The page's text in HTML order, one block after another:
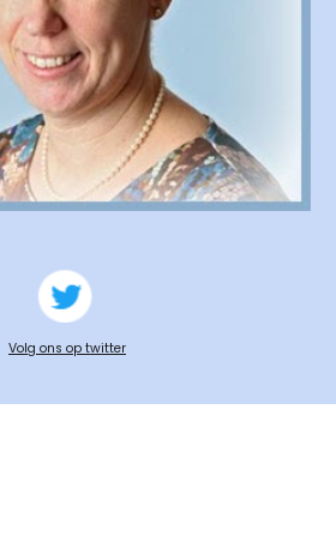
Volg ons op twitter